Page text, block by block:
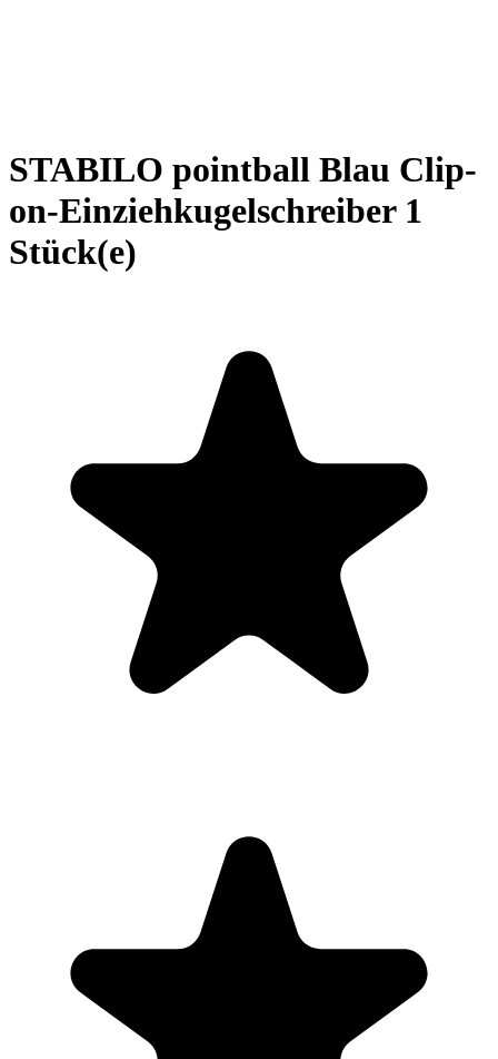
STABILO pointball Blau Clip-
on-Einziehkugelschreiber 1
Stück(e)